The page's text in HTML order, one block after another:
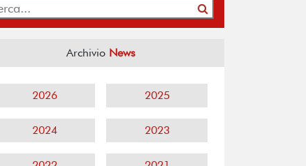
Archivio News
2026 2025
2024 2023